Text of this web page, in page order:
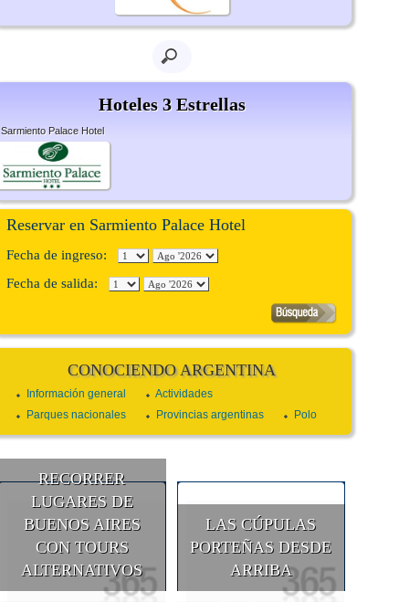
Hoteles 3 Estrellas
Sarmiento Palace Hotel
Reservar en Sarmiento Palace Hotel
Fecha de ingreso:
Fecha de salida:
CONOCIENDO ARGENTINA
Información general
Actividades
Parques nacionales
Provincias argentinas Polo
RECORRER
LUGARES DE
BUENOS AIRES
CON TOURS
ALTERNATIVOS
LAS CÚPULAS
PORTEÑAS DESDE
ARRIBA